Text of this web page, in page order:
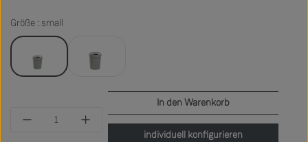
Größe : small
small large
Produkt Anzahl: Gib den gewünschten Wert
In den Warenkorb
individuell konfigurieren